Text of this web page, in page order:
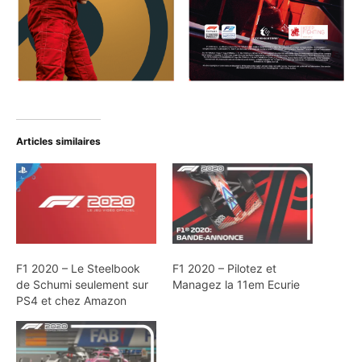
Articles similaires
F1 2020 – Le Steelbook
de Schumi seulement sur
PS4 et chez Amazon
F1 2020 – Pilotez et
Managez la 11em Ecurie